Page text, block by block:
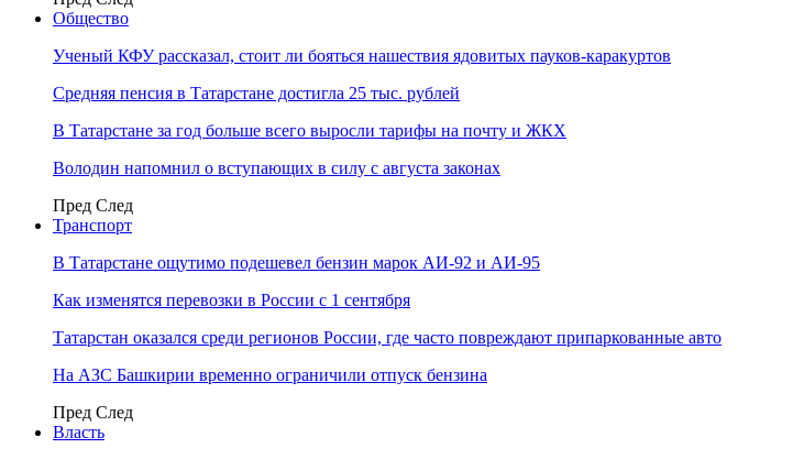
Общество
Ученый КФУ рассказал, стоит ли бояться нашествия ядовитых пауков-каракуртов
Средняя пенсия в Татарстане достигла 25 тыс. рублей
В Татарстане за год больше всего выросли тарифы на почту и ЖКХ
Володин напомнил о вступающих в силу с августа законах
Пред След
Транспорт
В Татарстане ощутимо подешевел бензин марок АИ-92 и АИ-95
Как изменятся перевозки в России с 1 сентября
Татарстан оказался среди регионов России, где часто повреждают припаркованные авто
На АЗС Башкирии временно ограничили отпуск бензина
Пред След
Власть